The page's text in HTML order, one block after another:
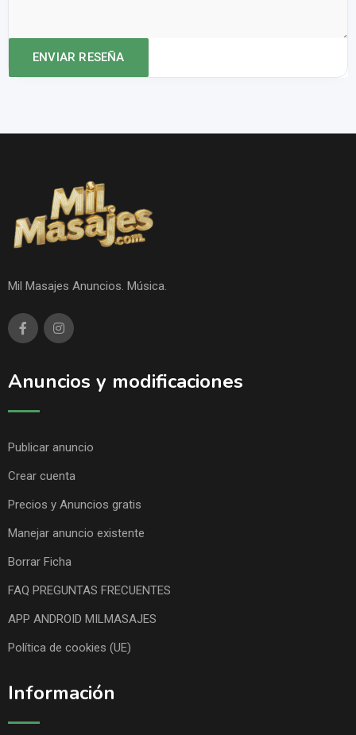
Mil Masajes Anuncios. Música.
Anuncios y modificaciones
Publicar anuncio
Crear cuenta
Precios y Anuncios gratis
Manejar anuncio existente
Borrar Ficha
FAQ PREGUNTAS FRECUENTES
APP ANDROID MILMASAJES
Política de cookies (UE)
Información